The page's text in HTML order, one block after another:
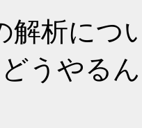
解析につ
うやる